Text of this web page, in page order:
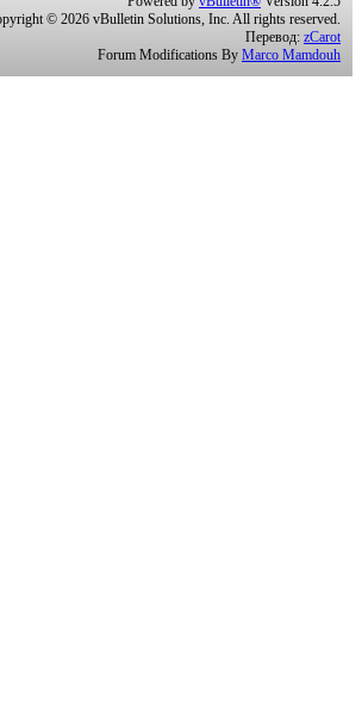
© 2026 vBulletin Solutions, Inc. All rights reserved.
Перевод: zCarot
Forum Modifications By Marco Mamdouh